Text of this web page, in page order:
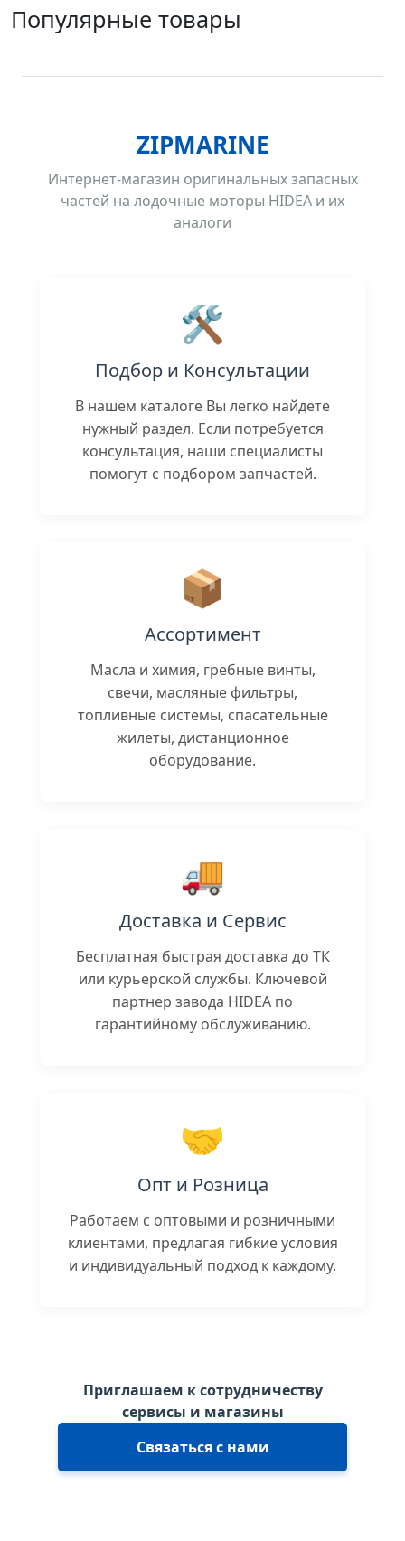
Популярные товары
ZIPMARINE
Интернет-магазин оригинальных запасных
частей на лодочные моторы HIDEA и их
аналоги
🛠️
Подбор и Консультации
В нашем каталоге Вы легко найдете
нужный раздел. Если потребуется
консультация, наши специалисты
помогут с подбором запчастей.
📦
Ассортимент
Масла и химия, гребные винты,
свечи, масляные фильтры,
топливные системы, спасательные
жилеты, дистанционное
оборудование.
🚚
Доставка и Сервис
Бесплатная быстрая доставка до ТК
или курьерской службы. Ключевой
партнер завода HIDEA по
гарантийному обслуживанию.
🤝
Опт и Розница
Работаем с оптовыми и розничными
клиентами, предлагая гибкие условия
и индивидуальный подход к каждому.
Приглашаем к сотрудничеству
сервисы и магазины
Связаться с нами